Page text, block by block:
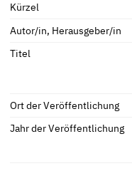
Kürzel
Autor/in, Herausgeber/in
Titel
Ort der Veröffentlichung
Jahr der Veröffentlichung